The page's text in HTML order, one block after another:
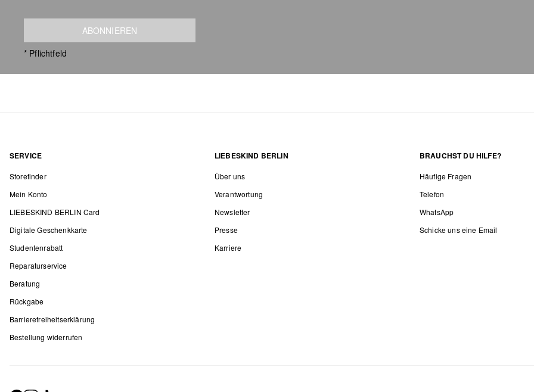
ABONNIEREN
* Pflichtfeld
SERVICE
Storefinder
Mein Konto
LIEBESKIND BERLIN Card
Digitale Geschenkkarte
Studentenrabatt
Reparaturservice
Beratung
Rückgabe
Barrierefreiheitserklärung
Bestellung widerrufen
LIEBESKIND BERLIN
Über uns
Verantwortung
Newsletter
Presse
Karriere
BRAUCHST DU HILFE?
Häufige Fragen
Telefon
WhatsApp
Schicke uns eine Email